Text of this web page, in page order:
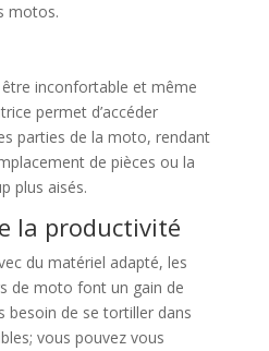
motos.
inconfortable et même
permet d’accéder
parties de la moto, rendant
de pièces ou la
plus aisés.
la productivité
du matériel adapté, les
de moto font un gain de
besoin de se tortiller dans
vous pouvez vous